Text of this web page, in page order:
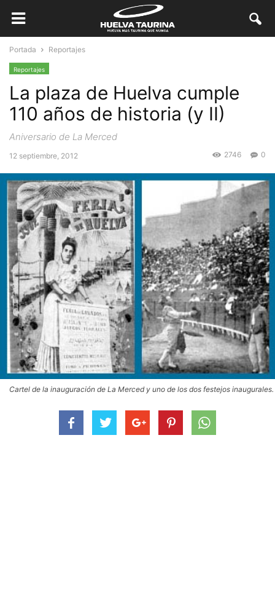
Portada Reportajes
Reportajes
La plaza de Huelva cumple
110 años de historia (y II)
Aniversario de La Merced
12 septiembre, 2012 0
2746
Cartel de la inauguración de La Merced y uno de los dos festejos inaugurales.